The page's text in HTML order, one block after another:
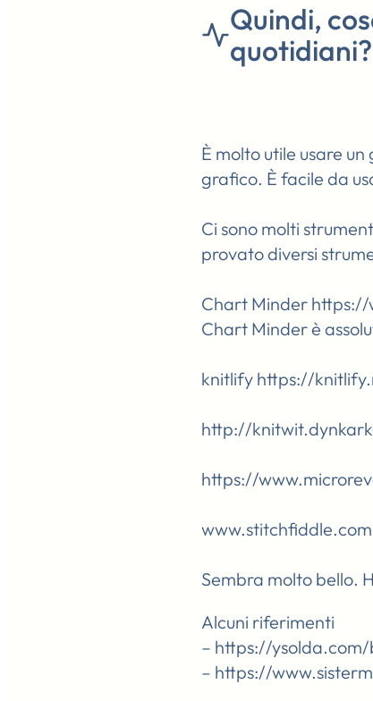
Quindi,
quotidiani?
È molto utile usare
grafico. È facile da
Ci sono molti
provato diversi
Chart Minder
Chart Minder è
knitlify https://
http://
https://
www.stitchfiddle.com
Sembra molto bello.
Alcuni riferimenti
– https://
– https://